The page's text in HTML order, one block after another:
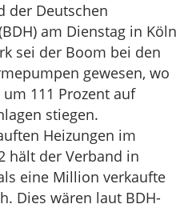
der Deutschen
am Dienstag in Köln
sei der Boom bei den
gewesen, wo
111 Prozent auf
stiegen.
Heizungen im
hält der Verband in
eine Million verkaufte
Dies wären laut BDH-